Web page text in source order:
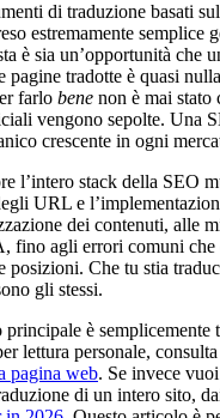
di traduzione basati
estremamente semplice
è sia un’opportunità che
pagine tradotte è quasi
farlo bene non è mai stato
vengono sepolte. Una
crescente in ogni
l’intero stack della SEO
URL e
dei contenuti, alle
fino agli errori comuni che
posizioni. Che tu stia
gli stessi.
è semplicemente
lettura personale,
pagina web. Se invece
di un intero sito,